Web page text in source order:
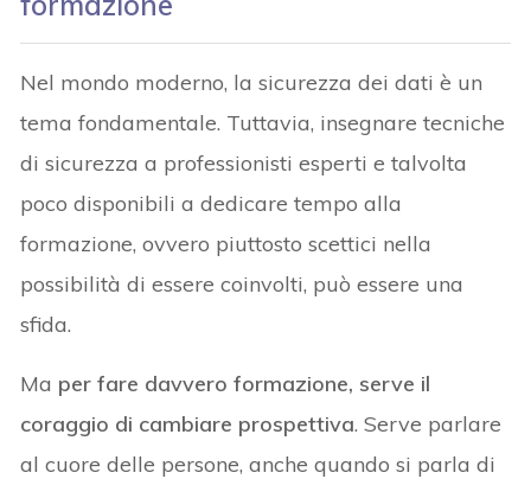
Nel mondo moderno, la sicurezza dei dati è un
tema fondamentale. Tuttavia, insegnare tecniche
di sicurezza a professionisti esperti e talvolta
poco disponibili a dedicare tempo alla
formazione, ovvero piuttosto scettici nella
possibilità di essere coinvolti, può essere una
sfida.
Ma per fare davvero formazione, serve il
coraggio di cambiare prospettiva. Serve parlare
al cuore delle persone, anche quando si parla di